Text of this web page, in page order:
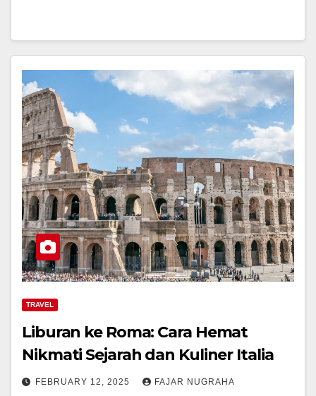
TRAVEL
Liburan ke Roma: Cara Hemat
Nikmati Sejarah dan Kuliner Italia
FEBRUARY 12, 2025 FAJAR NUGRAHA